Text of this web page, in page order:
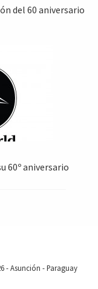
del 60 aniversario
60º aniversario
- Asunción - Paraguay